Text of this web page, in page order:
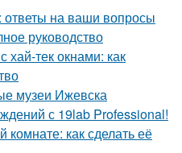
ответы на ваши вопросы
руководство
тек окнами: как
музеи Ижевска
с 19lab Professional!
комнате: как сделать её